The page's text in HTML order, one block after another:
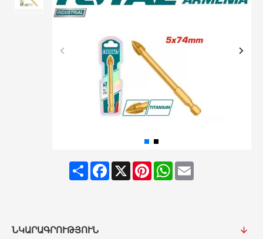
ShareFacebook
X PinterestWhatsApp
Email
ՆԿԱՐԱԳՐՈՒԹՅՈՒՆ